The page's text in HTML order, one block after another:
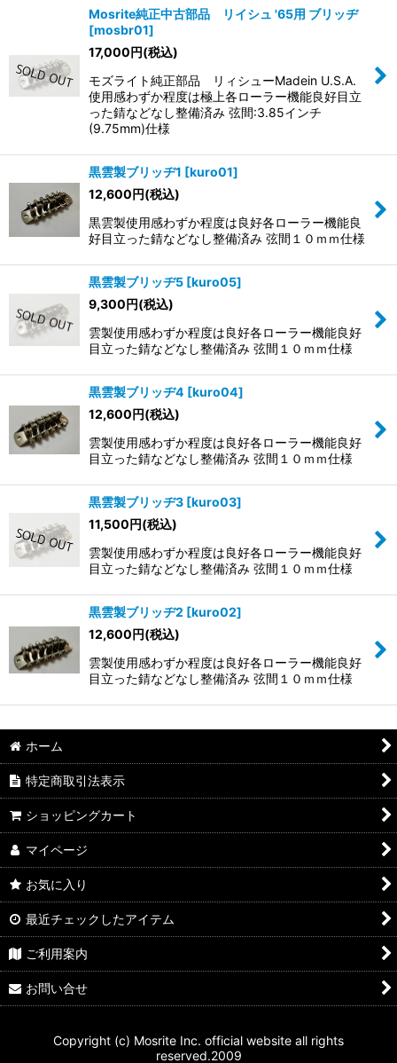
Mosrite純正中古部品 リイシュ '65用 ブリッヂ
[mosbr01]
17,000円(税込)
モズライト純正部品 リィシューMadein U.S.A.
使用感わずか程度は極上各ローラー機能良好目立
った錆などなし整備済み 弦間:3.85インチ
(9.75mm)仕様
黒雲製ブリッヂ1 [kuro01]
12,600円(税込)
黒雲製使用感わずか程度は良好各ローラー機能良
好目立った錆などなし整備済み 弦間１０ｍｍ仕様
黒雲製ブリッヂ5 [kuro05]
9,300円(税込)
雲製使用感わずか程度は良好各ローラー機能良好
目立った錆などなし整備済み 弦間１０ｍｍ仕様
黒雲製ブリッヂ4 [kuro04]
12,600円(税込)
雲製使用感わずか程度は良好各ローラー機能良好
目立った錆などなし整備済み 弦間１０ｍｍ仕様
黒雲製ブリッヂ3 [kuro03]
11,500円(税込)
雲製使用感わずか程度は良好各ローラー機能良好
目立った錆などなし整備済み 弦間１０ｍｍ仕様
黒雲製ブリッヂ2 [kuro02]
12,600円(税込)
雲製使用感わずか程度は良好各ローラー機能良好
目立った錆などなし整備済み 弦間１０ｍｍ仕様
ホーム
特定商取引法表示
ショッピングカート
マイページ
お気に入り
最近チェックしたアイテム
ご利用案内
お問い合せ
Copyright (c) Mosrite Inc. official website all rights
reserved.2009